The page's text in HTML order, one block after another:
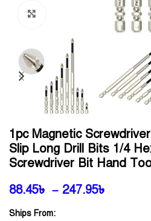
1pc Magnetic
Slip Long Drill Bits 1/4
Screwdriver Bit Hand
88.45৳ – 247.95৳
Ships From: